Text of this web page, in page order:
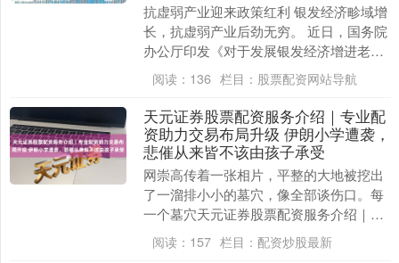
抗虚弱产业迎来政策红利 银发经济畛域增
长，抗虚弱产业后劲无穷。 近日，国务院
办公厅印发《对于发展银发经济增进老年
东说念主福祉的见识》（下称《见
识》），聚焦老年东....
阅读： 136 栏目： 股票配资网站导航
天元证券股票配资服务介绍｜专业配
资助力交易布局升级 伊朗小学遭袭，
悲催从来皆不该由孩子承受
网崇高传着一张相片，平整的大地被挖出
了一溜排小小的墓穴，像全部谈伤口。每
一个墓穴天元证券股票配资服务介绍｜专
业配资助力交易布局升级，皆对应着一位
在好意思国和以色....
阅读： 157 栏目： 配资炒股最新